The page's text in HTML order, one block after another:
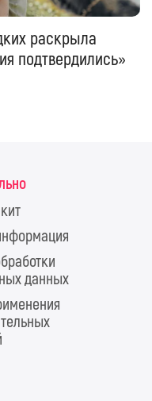
раскрыла
подтвердились»
данных